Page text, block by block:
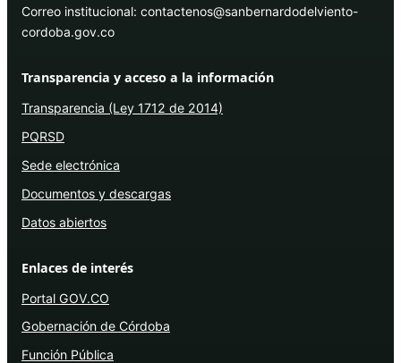
Correo institucional: contactenos@sanbernardodelviento-
cordoba.gov.co
Transparencia y acceso a la información
Transparencia (Ley 1712 de 2014)
PQRSD
Sede electrónica
Documentos y descargas
Datos abiertos
Enlaces de interés
Portal GOV.CO
Gobernación de Córdoba
Función Pública